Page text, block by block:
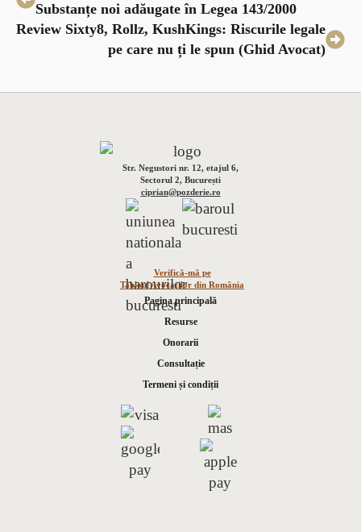
Substanțe noi adăugate în Legea 143/2000
Review Sixty8, Rollz, KushKings: Riscurile legale
pe care nu ți le spun (Ghid Avocat)
Str. Negustori nr. 12, etajul 6,
Sectorul 2, București
ciprian@pozderie.ro
Verifică-mă pe
Tabloul Avocaților din România
Pagina principală
Resurse
Onorarii
Consultație
Termeni și condiții